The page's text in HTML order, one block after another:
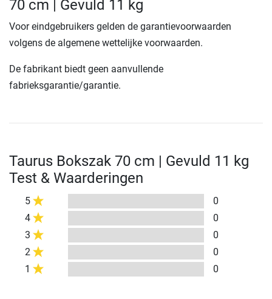
70 cm | Gevuld 11 kg
Voor eindgebruikers gelden de garantievoorwaarden
volgens de algemene wettelijke voorwaarden.
De fabrikant biedt geen aanvullende
fabrieksgarantie/garantie.
Taurus Bokszak 70 cm | Gevuld 11 kg
Test & Waarderingen
5
0
4
0
3
0
2
0
1
0